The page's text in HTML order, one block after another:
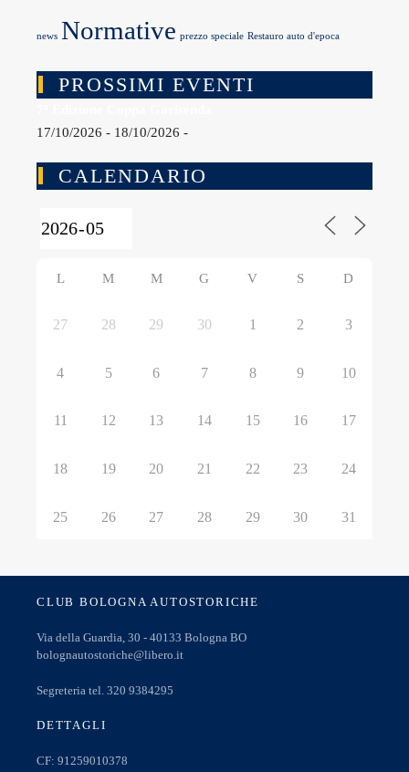
news Normative prezzo speciale Restauro auto d'epoca
PROSSIMI EVENTI
17/10/2026 - 18/10/2026 -
CALENDARIO
L M M G V S D
27 28 29 30 1 2 3
4 5 6 7 8 9 10
11 12 13 14 15 16 17
18 19 20 21 22 23 24
25 26 27 28 29 30 31
CLUB BOLOGNA AUTOSTORICHE
Via della Guardia, 30 - 40133 Bologna BO
bolognautostoriche@libero.it
Segreteria tel. 320 9384295
DETTAGLI
CF: 91259010378